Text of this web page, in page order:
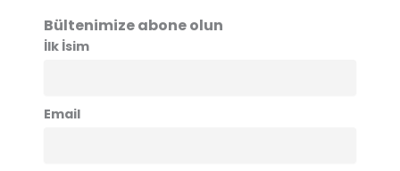
Bültenimize abone olun
İlk İsim
Email